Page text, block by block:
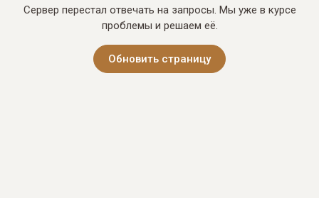
Сервер перестал отвечать на запросы. Мы уже в курсе
проблемы и решаем её.
Обновить страницу